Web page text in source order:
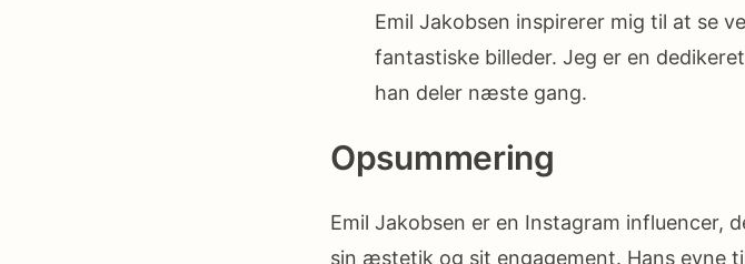
Emil Jakobsen inspirerer mig til at se
fantastiske billeder. Jeg er en
han deler næste gang.
Opsummering
Emil Jakobsen er en Instagram influencer,
sin æstetik og sit engagement. Hans evne